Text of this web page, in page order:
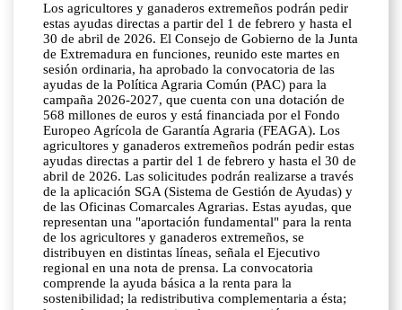
Los agricultores y ganaderos extremeños podrán pedir
estas ayudas directas a partir del 1 de febrero y hasta el
30 de abril de 2026. El Consejo de Gobierno de la Junta
de Extremadura en funciones, reunido este martes en
sesión ordinaria, ha aprobado la convocatoria de las
ayudas de la Política Agraria Común (PAC) para la
campaña 2026-2027, que cuenta con una dotación de
568 millones de euros y está financiada por el Fondo
Europeo Agrícola de Garantía Agraria (FEAGA). Los
agricultores y ganaderos extremeños podrán pedir estas
ayudas directas a partir del 1 de febrero y hasta el 30 de
abril de 2026. Las solicitudes podrán realizarse a través
de la aplicación SGA (Sistema de Gestión de Ayudas) y
de las Oficinas Comarcales Agrarias. Estas ayudas, que
representan una "aportación fundamental" para la renta
de los agricultores y ganaderos extremeños, se
distribuyen en distintas líneas, señala el Ejecutivo
regional en una nota de prensa. La convocatoria
comprende la ayuda básica a la renta para la
sostenibilidad; la redistributiva complementaria a ésta;